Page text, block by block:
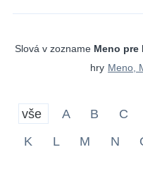
Slová v zozname Meno pre
hry Meno,
vše A B C
K
L M N